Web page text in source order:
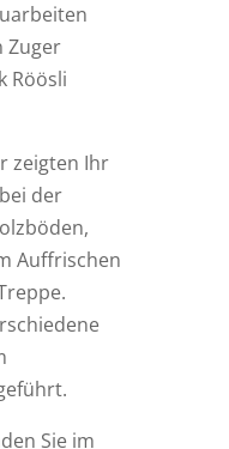
Zuger
Röösli
zeigten Ihr
der
Auffrischen
Sie im